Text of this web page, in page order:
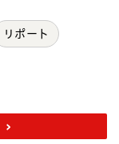
リポート